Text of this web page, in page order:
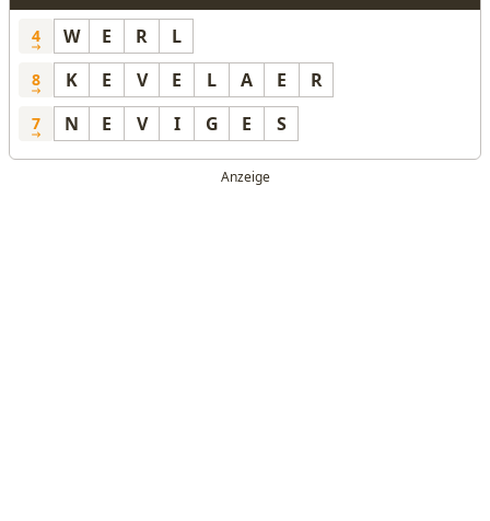
4 W E R L
8 K E V E L A E R
7 N E V I G E S